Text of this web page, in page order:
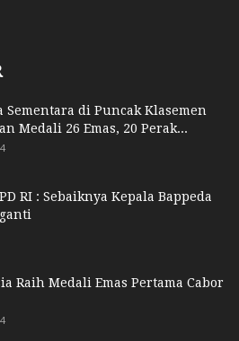
Sementara di Puncak Klasemen
Medali 26 Emas, 20 Perak...
RI : Sebaiknya Kepala Bappeda
Raih Medali Emas Pertama Cabor